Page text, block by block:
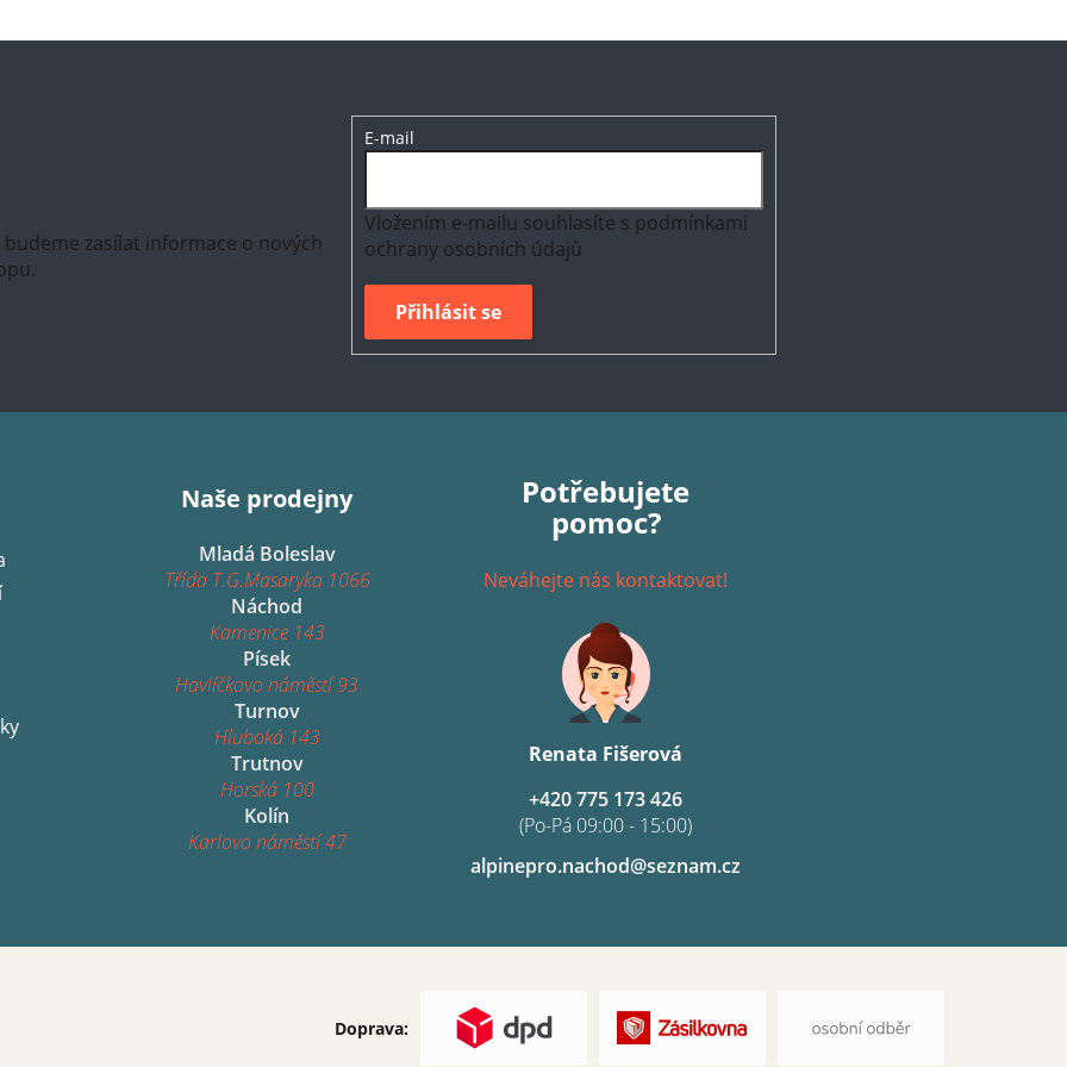
zasílat informace o nových
E-mail
Vložením e-mailu souhlasíte s podmínkami
ochrany osobních údajů
Přihlásit se
Naše prodejny
Mladá Boleslav
Třída T.G.Masaryka 1066
Náchod
Kamenice 143
Písek
Havlíčkovo náměstí 93
Turnov
Hluboká 143
Trutnov
Horská 100
Kolín
Karlovo náměstí 47
Potřebujete
pomoc?
Neváhejte nás kontaktovat!
Renata Fišerová
alpinepro.nachod@seznam.cz
+420 775 173 426
(Po-Pá 09:00 - 15:00)
Doprava: